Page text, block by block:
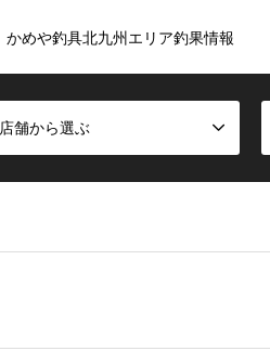
かめや釣具北九州エリア釣果情報
店舗から選ぶ